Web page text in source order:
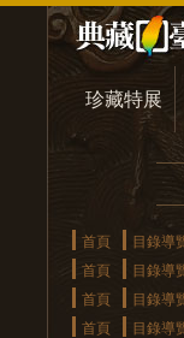
珍藏特展
首頁 目錄導
首頁
目錄導
首頁
目錄導
首頁
目錄導